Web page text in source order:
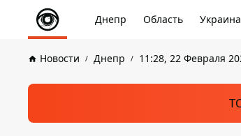
Днепр Область Украина
Новости Днепр 11:28, 22 Февраля